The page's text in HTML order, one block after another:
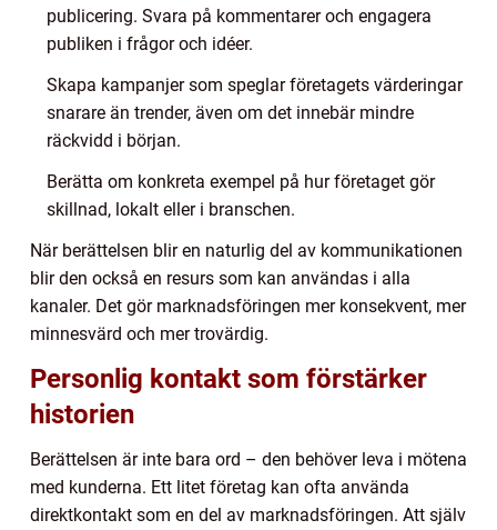
publicering. Svara på kommentarer och engagera
publiken i frågor och idéer.
Skapa kampanjer som speglar företagets värderingar
snarare än trender, även om det innebär mindre
räckvidd i början.
Berätta om konkreta exempel på hur företaget gör
skillnad, lokalt eller i branschen.
När berättelsen blir en naturlig del av kommunikationen
blir den också en resurs som kan användas i alla
kanaler. Det gör marknadsföringen mer konsekvent, mer
minnesvärd och mer trovärdig.
Personlig kontakt som förstärker
historien
Berättelsen är inte bara ord – den behöver leva i mötena
med kunderna. Ett litet företag kan ofta använda
direktkontakt som en del av marknadsföringen. Att själv